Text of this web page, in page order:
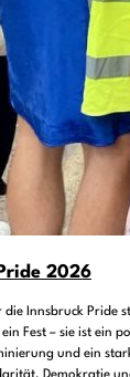
2026
Innsbruck Pride
Fest – sie ist ein
und ein